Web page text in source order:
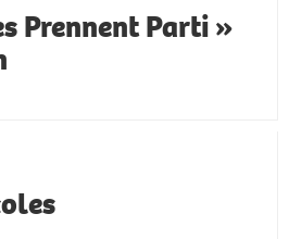
Prennent Parti »